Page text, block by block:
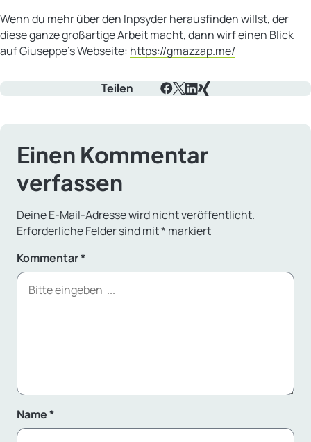
Wenn du mehr über den Inpsyder herausfinden willst, der
diese ganze großartige Arbeit macht, dann wirf einen Blick
auf Giuseppe’s Webseite: https://gmazzap.me/
Teilen
Einen Kommentar
verfassen
Deine E-Mail-Adresse wird nicht veröffentlicht.
Erforderliche Felder sind mit* markiert
Kommentar*
Name*